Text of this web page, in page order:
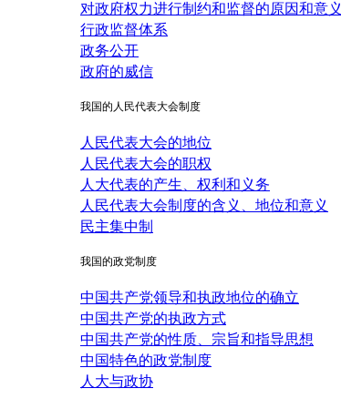
对政府权力进行制约和监督的原因和意义
行政监督体系
政务公开
政府的威信
我国的人民代表大会制度
人民代表大会的地位
人民代表大会的职权
人大代表的产生、权利和义务
人民代表大会制度的含义、地位和意义
民主集中制
我国的政党制度
中国共产党领导和执政地位的确立
中国共产党的执政方式
中国共产党的性质、宗旨和指导思想
中国特色的政党制度
人大与政协